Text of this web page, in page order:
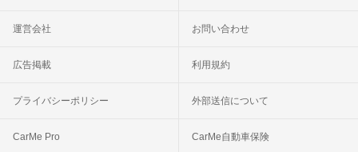
運営会社 お問い合わせ
広告掲載 利用規約
プライバシーポリシー 外部送信について
CarMe Pro CarMe自動車保険